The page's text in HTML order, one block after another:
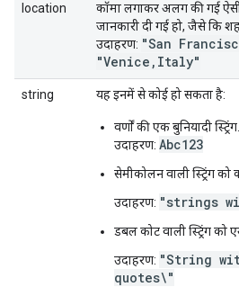
location
कॉमा लगाकर अलग की गई
जानकारी दी गई हो, जैसे कि
उदाहरण: "San
"Venice,Italy"
string यह इनमें से कोई हो सकता है:
वर्णों की एक बुनियादी स्ट्रिंग.
उदाहरण: Abc123
सेमीकोलन वाली स्ट्रिंग को
उदाहरण: "strings
डबल कोट वाली स्ट्रिंग को
उदाहरण: "String
quotes\"